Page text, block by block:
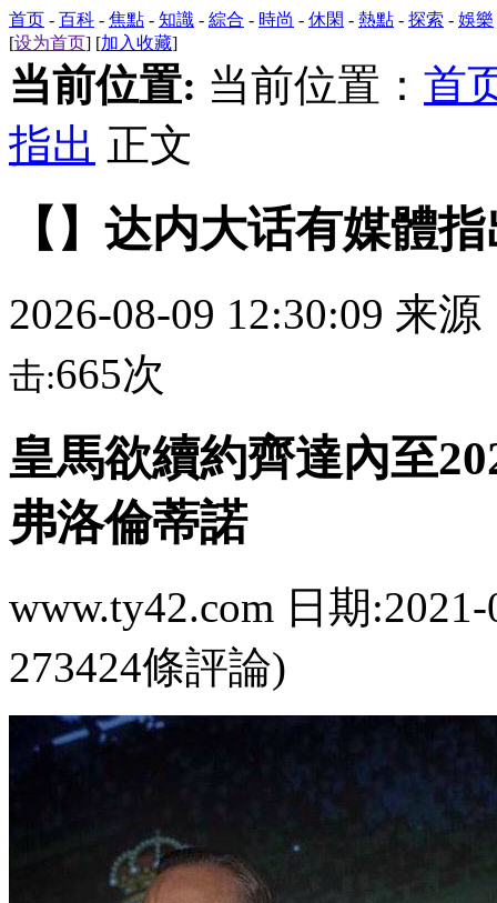
首页 - 百科 - 焦點 - 知識 - 綜合 - 時尚 - 休閑 - 熱點 - 探索 - 娛樂
[设为首页] [加入收藏]
当前位置: 当前位置： 首
指出 正文
【】达内大话有媒體
2026-08-09 12:30:09 来源
击:665次
皇馬欲續約齊達內至
弗洛倫蒂諾
www.ty42.com 日期
273424條評論)